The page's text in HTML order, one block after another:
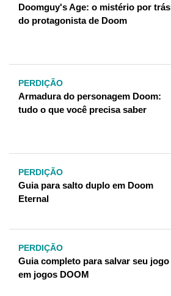
Doomguy's Age: o mistério por trás
do protagonista de Doom
PERDIÇÃO
Armadura do personagem Doom:
tudo o que você precisa saber
PERDIÇÃO
Guia para salto duplo em Doom
Eternal
PERDIÇÃO
Guia completo para salvar seu jogo
em jogos DOOM